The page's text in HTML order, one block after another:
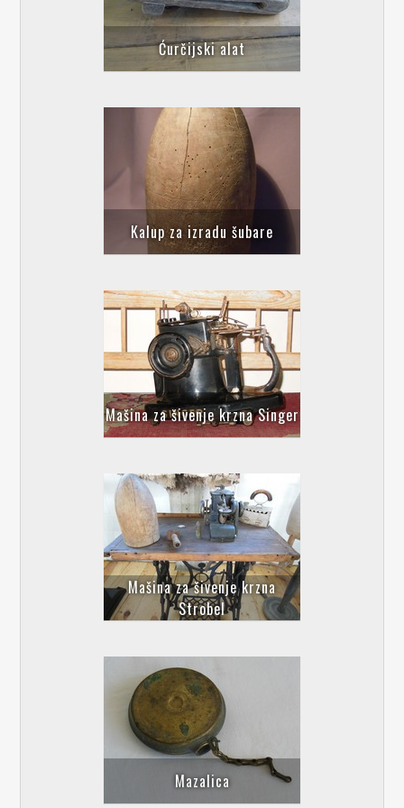
Ćurčijski alat
Kalup za izradu šubare
Mašina za šivenje krzna Singer
Mašina za šivenje krzna
Strobel
Mazalica